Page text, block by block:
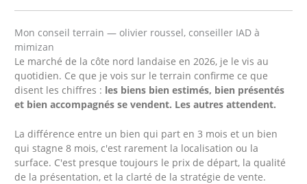
Mon conseil terrain — olivier roussel, conseiller IAD à
mimizan
Le marché de la côte nord landaise en 2026, je le vis au
quotidien. Ce que je vois sur le terrain confirme ce que
disent les chiffres : les biens bien estimés, bien présentés
et bien accompagnés se vendent. Les autres attendent.
La différence entre un bien qui part en 3 mois et un bien
qui stagne 8 mois, c'est rarement la localisation ou la
surface. C'est presque toujours le prix de départ, la qualité
de la présentation, et la clarté de la stratégie de vente.